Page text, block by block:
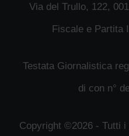
Via del Trullo, 122,
Fiscale e Partita
Testata Giornalistica
di con n°
Copyright ©2026 - Tutti